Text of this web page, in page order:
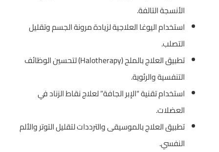
الأنسجة التالفة.
استخدام اليوغا العلاجية لزيادة مرونة الجسم وتقليل
التصلب.
تطبيق العلاج بالملح (Halotherapy) لتحسين الوظائف
التنفسية والرئوية.
استخدام تقنية “الإبر الجافة” لعلاج نقاط الزناد في
العضلات.
تطبيق العلاج بالموسيقى والترددات لتقليل التوتر والألم
النفسي.